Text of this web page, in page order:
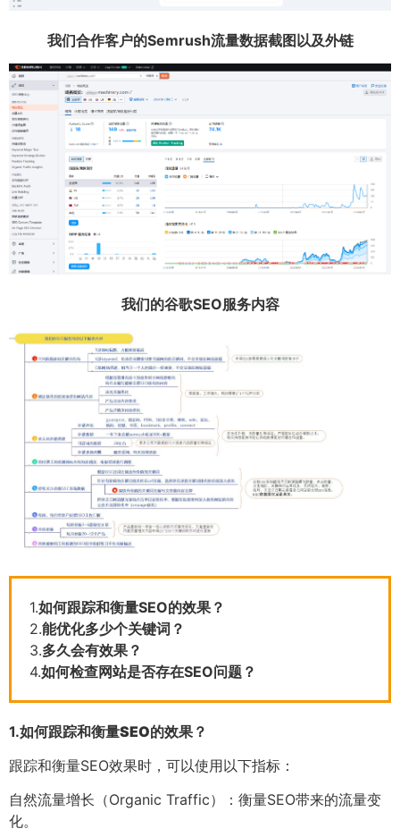
我们合作客户的Semrush流量数据截图以及外链
我们的谷歌SEO服务内容
1.如何跟踪和衡量SEO的效果？
2.能优化多少个关键词？
3.多久会有效果？
4.如何检查网站是否存在SEO问题？
1.如何跟踪和衡量SEO的效果？
跟踪和衡量SEO效果时，可以使用以下指标：
自然流量增长（Organic Traffic）：衡量SEO带来的流量变
化。